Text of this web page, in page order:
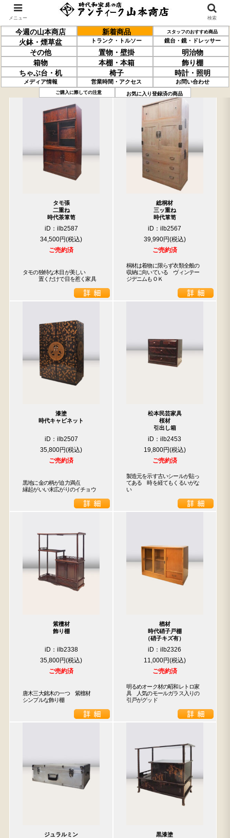
今週の山本商店 新着商品 スタッフのおすすめ商品
火鉢・煙草盆 トランク・トルソー 鏡台・鏡・ドレッサー
その他 置物・壁掛
明治物
箱物
本棚・本箱
飾り棚
ちゃぶ台・机
椅子 時計・照明
メディア情報 営業時間・アクセス お問い合わせ
ご購入に際しての注意 お気に入り登録済の商品
過去の取り扱い商品(5月29日分) 売約済の商品を非表示にする
タモ張
二重ね
時代茶箪笥
iD：ilb2587
34,500円
ご売約済
タモの独特な木目が美しい
置くだけで目を惹く家具
総桐材
三ッ重ね
時代箪笥
iD：ilb2567
39,990円
ご売約済
桐材は着物に限らず衣類全般の
収納に向いている　ヴィンテー
ジデニムもＯＫ
漆塗
時代キャビネット
iD：ilb2507
35,800円
ご売約済
黒地に金の柄が迫力満点
縁起がいい末広がりのイチョウ
松本民芸家具
桜材
引出し箱
iD：ilb2453
19,800円
ご売約済
製造元を示す古いシールが貼っ
てある　時を経てもくるいがな
い
紫檀材
飾り棚
iD：ilb2338
35,800円
ご売約済
唐木三大銘木の一つ　紫檀材
シンプルな飾り棚
楢材
時代硝子戸棚
（硝子キズ有）
iD：ilb2326
11,000円
ご売約済
明るめオーク材の昭和レトロ家
具　人気のモールガラス入りの
引戸がグッド
ジュラルミン
黒漆塗
メニュー 検索